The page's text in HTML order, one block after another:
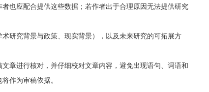
也应配合提供这些数据；若作者出于合理原因无法提供研究
研究背景与政策、现实背景），以及未来研究的可拓展方
章进行核对，并仔细校对文章内容，避免出现语句、词语和
作为审稿依据。